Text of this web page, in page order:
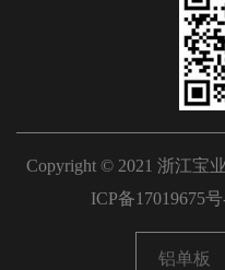
Copyright © 2021 浙江宝
ICP备17019675号